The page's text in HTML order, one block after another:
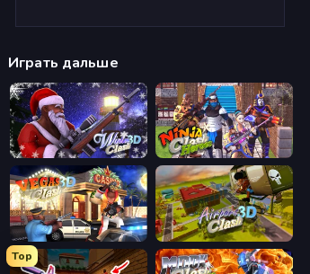
Играть дальше
Winter Clash 3D Ninja Clash Heroes
Vegas Clash 3D Airport Clash 3D
Top